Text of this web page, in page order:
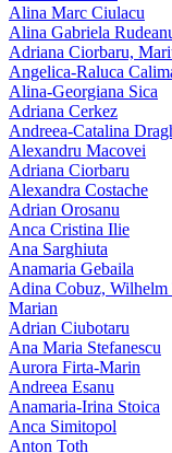
Alina Marc Ciulacu
Alina Gabriela
Adriana Ciorbaru,
Angelica-Raluca
Alina-Georgiana Sica
Adriana Cerkez
Andreea-Catalina
Alexandru Macovei
Adriana Ciorbaru
Alexandra Costache
Adrian Orosanu
Anca Cristina Ilie
Ana Sarghiuta
Anamaria Gebaila
Adina Cobuz,
Marian
Adrian Ciubotaru
Ana Maria Stefanescu
Aurora Firta-Marin
Andreea Esanu
Anamaria-Irina Stoica
Anca Simitopol
Anton Toth